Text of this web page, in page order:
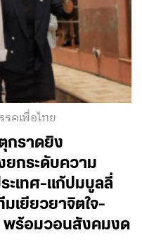
คเพื่อไทย
กราดยิง
ยกระดับความ
ะเทศ-แก้ปมบูลลี่
มเยียวยาจิตใจ-
พร้อมวอนสังคมงด